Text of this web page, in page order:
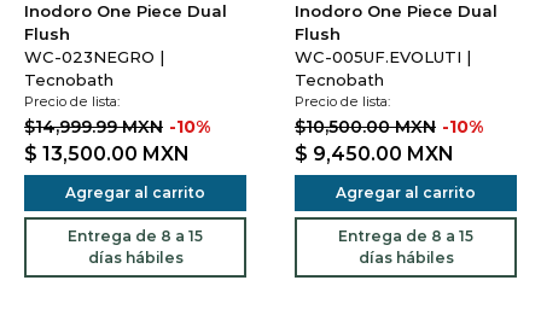
Inodoro One Piece Dual
Flush
WC-023NEGRO |
Tecnobath
Precio de lista:
$14,999.99 MXN -10%
$ 13,500.00 MXN
Agregar al carrito
Entrega de 8 a 15
días hábiles
Inodoro One Piece Dual
Flush
WC-005UF.EVOLUTI |
Tecnobath
Precio de lista:
$10,500.00 MXN -10%
$ 9,450.00 MXN
Agregar al carrito
Entrega de 8 a 15
días hábiles